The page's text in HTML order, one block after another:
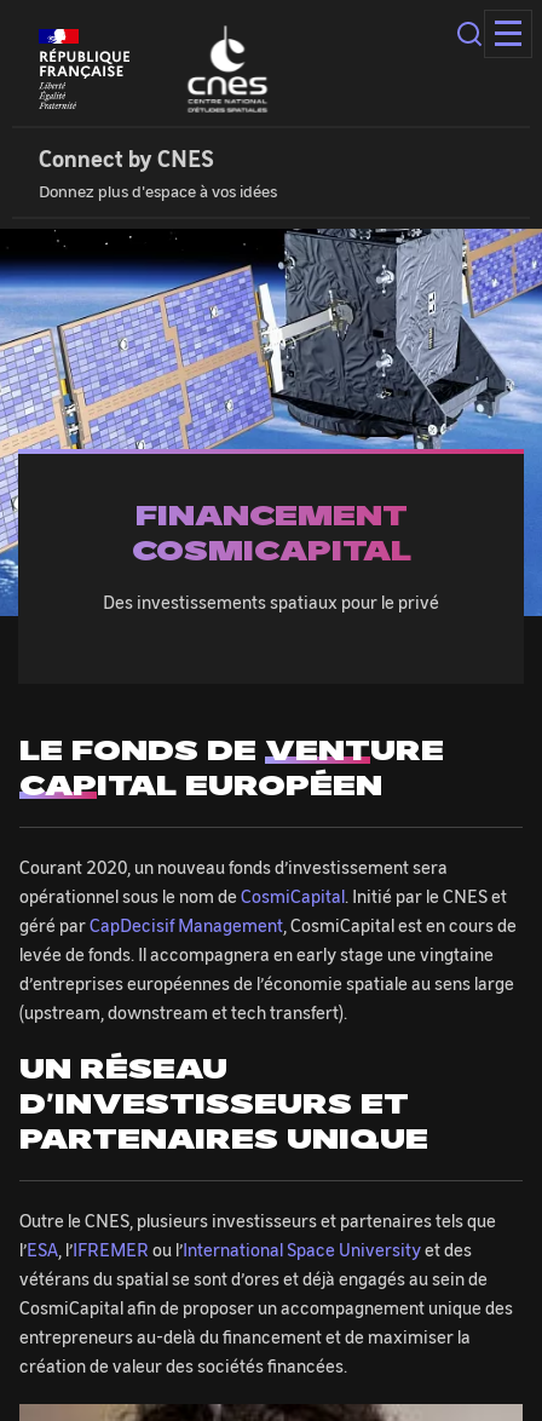
Connect
Accueil
Connect by CNES
Donnez plus d'espace à vos idées
FINANCEMENT
COSMICAPITAL
Des investissements spatiaux pour le privé
LE FONDS DE VENTURE
CAPITAL EUROPÉEN
Courant 2020, un nouveau fonds d’investissement sera
opérationnel sous le nom de CosmiCapital. Initié par le CNES et
géré parCapDecisif Management, CosmiCapital est en cours de
levée de fonds. Il accompagnera en early stage une vingtaine
d’entreprises européennes de l’économie spatiale au sens large
(upstream, downstream et tech transfert).
UN RÉSEAU
D’INVESTISSEURS ET
PARTENAIRES UNIQUE
Outre le CNES, plusieurs investisseurs et partenaires tels que
l’ESA, l’IFREMER ou l’International Space Universityet des
vétérans du spatial se sont d’ores et déjà engagés au sein de
CosmiCapital afin de proposer un accompagnement unique des
entrepreneurs au-delà du financement et de maximiser la
création de valeur des sociétés financées.
gestion
cookies